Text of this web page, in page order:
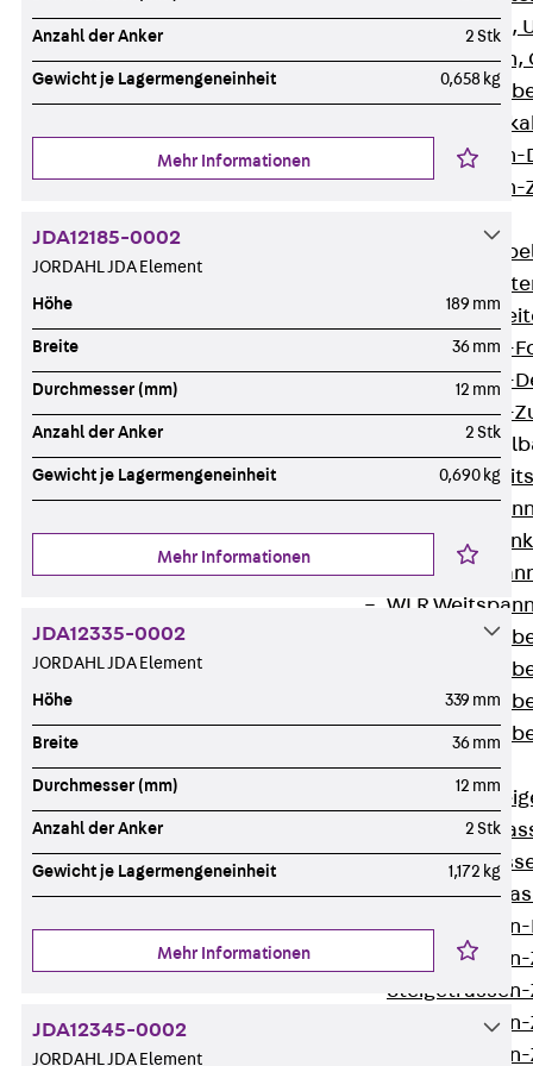
G Gitterbahn,
GI Gitterbahn,
GTD
GTDW
Gitterbahnen-
LGG
LGGS
Kabelleitern-
Kabelleitern-
Kabelleitern-
Zurück
WPL
WL
WPR
WLR
Steigetrassen
Zurück
STU
ST
LGG
Steigetrassen-
Anzahl der Anker 2 Stk
Gewicht je Lagermengeneinheit 0,658 kg
Mehr Informationen
JDA12185-0002
JORDAHL JDA Element
Höhe 189 mm
Breite 36 mm
Durchmesser (mm) 12 mm
Anzahl der Anker 2 Stk
Gewicht je Lagermengeneinheit 0,690 kg
Mehr Informationen
JDA12335-0002
JORDAHL JDA Element
Höhe 339 mm
Breite 36 mm
Durchmesser (mm) 12 mm
Anzahl der Anker 2 Stk
Gewicht je Lagermengeneinheit 1,172 kg
Mehr Informationen
JDA12345-0002
JORDAHL JDA Element